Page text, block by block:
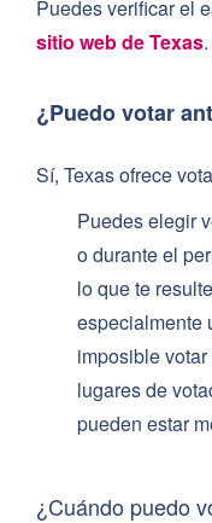
Puedes verificar el
sitio web de Texas.
¿Puedo votar
Sí, Texas ofrece
Puedes elegir
o durante el
lo que te
especialmente
imposible
lugares de
pueden estar
¿Cuándo puedo